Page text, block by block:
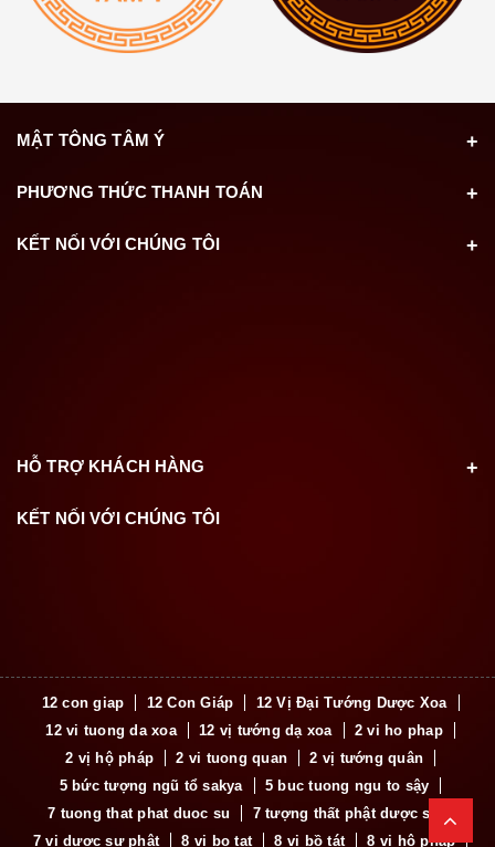
MẬT TÔNG TÂM Ý
PHƯƠNG THỨC THANH TOÁN
KẾT NỐI VỚI CHÚNG TÔI
HỖ TRỢ KHÁCH HÀNG
KẾT NỐI VỚI CHÚNG TÔI
12 con giap 12 Con Giáp
12 Vị Đại Tướng Dược Xoa
12 vi tuong da xoa
12 vị tướng dạ xoa
2 vi ho phap
2 vị hộ pháp
2 vi tuong quan
2 vị tướng quân
5 bức tượng ngũ tổ sakya
5 buc tuong ngu to sậy
7 tuong that phat duoc su
7 tượng thất phật dược sư
7 vị dược sư phật
8 vi bo tat 8 vị bồ tát 8 vị hộ pháp